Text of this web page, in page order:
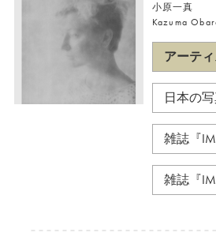
小原一真
Kazuma
アーテ
日本の
雑誌『
雑誌『